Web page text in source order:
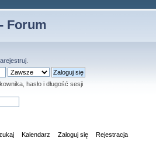
Forum
hasło i długość sesji
Kalendarz Zaloguj się Rejestracja